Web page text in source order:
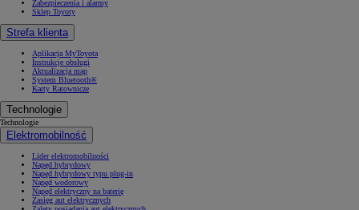
Zabezpieczenia i alarmy
Sklep Toyoty
Strefa klienta
Aplikacja MyToyota
Instrukcje obsługi
Aktualizacja map
System Bluetooth®
Karty Ratownicze
Technologie
Technologie
Elektromobilność
Lider elektromobilności
Napęd hybrydowy
Napęd hybrydowy typu plug-in
Napęd wodorowy
Napęd elektryczny na baterię
Zasięg aut elektrycznych